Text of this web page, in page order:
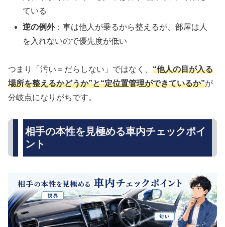
ている
逆の例外：車は他人が乗るから整えるが、部屋は人
を入れないので優先度が低い
つまり「汚い＝だらしない」ではなく、 “他人の目が入る
場所を整えるかどうか”と“定位置管理ができているか”が
分岐点になりがちです。
相手の本性を見極める車内チェックポイ
ント